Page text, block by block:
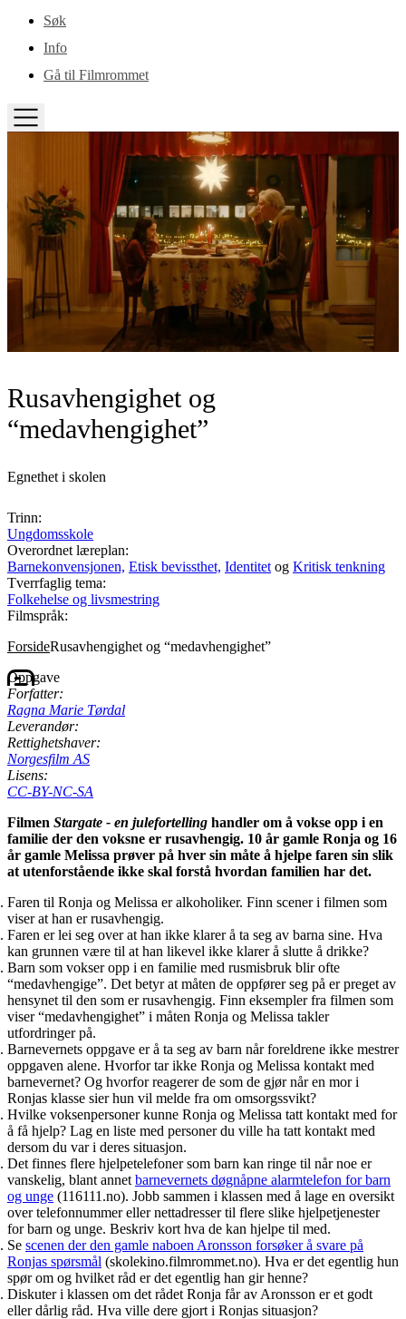
Gå til hovedinnhold
Søk
Info
Gå til Filmrommet
Rusavhengighet og
“medavhengighet”
Egnethet i skolen
Trinn:
Ungdomsskole
Overordnet læreplan:
Barnekonvensjonen, Etisk bevissthet, Identitet og Kritisk tenkning
Tverrfaglig tema:
Folkehelse og livsmestring
Filmspråk:
ForsideRusavhengighet og “medavhengighet”
Oppgave
Forfatter:
Ragna Marie Tørdal
Leverandør:
Rettighetshaver:
Norgesfilm AS
Lisens:
CC-BY-NC-SA
Filmen Stargate - en julefortelling handler om å vokse opp i en
familie der den voksne er rusavhengig. 10 år gamle Ronja og 16
år gamle Melissa prøver på hver sin måte å hjelpe faren sin slik
at utenforstående ikke skal forstå hvordan familien har det.
Faren til Ronja og Melissa er alkoholiker. Finn scener i filmen som
viser at han er rusavhengig.
Faren er lei seg over at han ikke klarer å ta seg av barna sine. Hva
kan grunnen være til at han likevel ikke klarer å slutte å drikke?
Barn som vokser opp i en familie med rusmisbruk blir ofte
“medavhengige”. Det betyr at måten de oppfører seg på er preget av
hensynet til den som er rusavhengig. Finn eksempler fra filmen som
viser “medavhengighet” i måten Ronja og Melissa takler
utfordringer på.
Barnevernets oppgave er å ta seg av barn når foreldrene ikke mestrer
oppgaven alene. Hvorfor tar ikke Ronja og Melissa kontakt med
barnevernet? Og hvorfor reagerer de som de gjør når en mor i
Ronjas klasse sier hun vil melde fra om omsorgssvikt?
Hvilke voksenpersoner kunne Ronja og Melissa tatt kontakt med for
å få hjelp? Lag en liste med personer du ville ha tatt kontakt med
dersom du var i deres situasjon.
Det finnes flere hjelpetelefoner som barn kan ringe til når noe er
vanskelig, blant annet barnevernets døgnåpne alarmtelefon for barn
og unge (116111.no). Jobb sammen i klassen med å lage en oversikt
over telefonnummer eller nettadresser til flere slike hjelpetjenester
for barn og unge. Beskriv kort hva de kan hjelpe til med.
Se scenen der den gamle naboen Aronsson forsøker å svare på
Ronjas spørsmål (skolekino.filmrommet.no). Hva er det egentlig hun
spør om og hvilket råd er det egentlig han gir henne?
Diskuter i klassen om det rådet Ronja får av Aronsson er et godt
eller dårlig råd. Hva ville dere gjort i Ronjas situasjon?